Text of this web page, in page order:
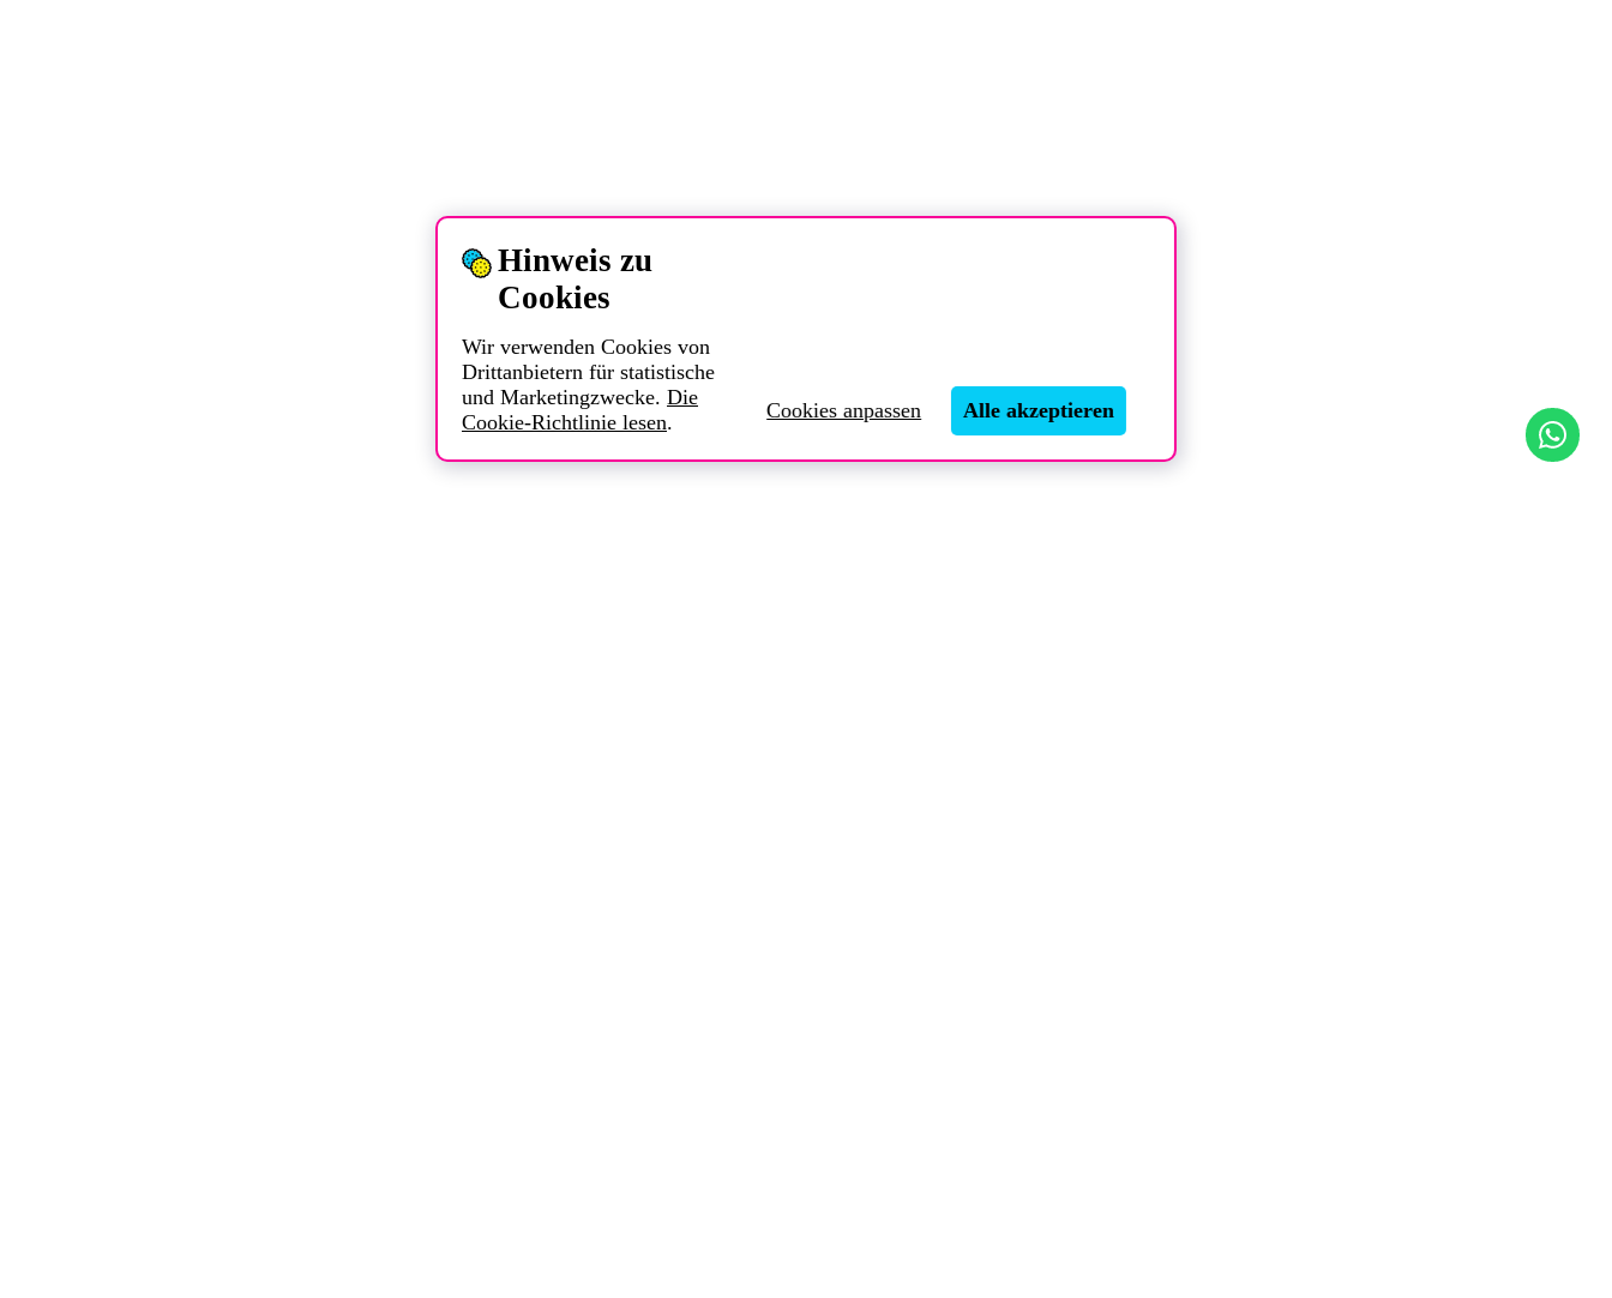
Hinweis zu
Cookies
Wir verwenden Cookies von
Drittanbietern für statistische
und Marketingzwecke. Die
Cookie-Richtlinie lesen. Cookies anpassen Alle akzeptieren